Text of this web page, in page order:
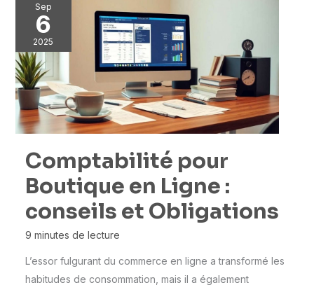
Sep
6
2025
Comptabilité pour
Boutique en Ligne :
conseils et Obligations
9 minutes de lecture
L’essor fulgurant du commerce en ligne a transformé les
habitudes de consommation, mais il a également